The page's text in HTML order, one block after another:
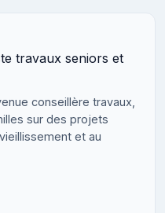
travaux seniors et
conseillère travaux,
sur des projets
et au